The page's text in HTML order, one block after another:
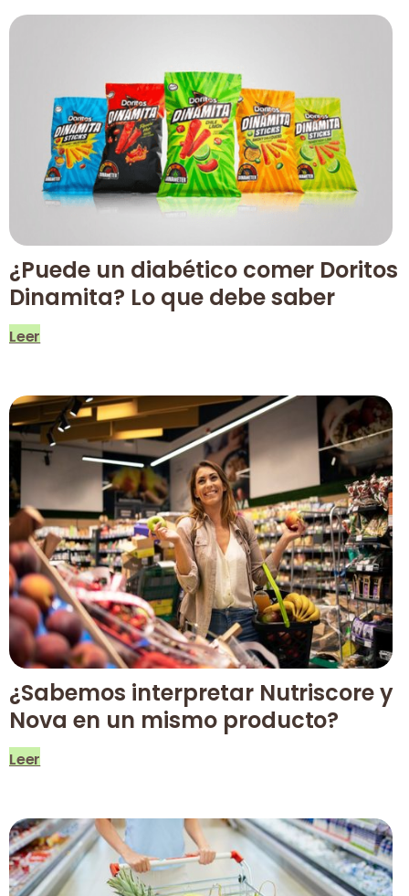
¿Puede un diabético comer Doritos
Dinamita? Lo que debe saber
Leer
¿Sabemos interpretar Nutriscore y
Nova en un mismo producto?
Leer